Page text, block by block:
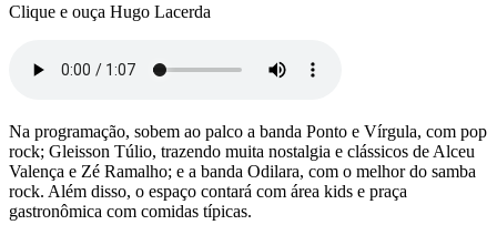
Clique e ouça Hugo Lacerda
Na programação, sobem ao palco a banda Ponto e Vírgula, com pop
rock; Gleisson Túlio, trazendo muita nostalgia e clássicos de Alceu
Valença e Zé Ramalho; e a banda Odilara, com o melhor do samba
rock. Além disso, o espaço contará com área kids e praça
gastronômica com comidas típicas.